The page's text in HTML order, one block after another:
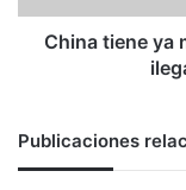
policías
ilegales
mundo
China tiene ya
Publicaciones